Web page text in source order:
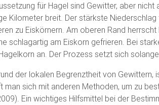
für Hagel sind Gewitter, aber
Kilometer breit. Der stärkste
zu Eiskörnern. Am oberen Rand
schlagartig am Eiskorn gefrieren. Bei
an. Der Prozess setzt sich
der lokalen Begrenztheit von
man sich mit anderen Methoden, um zu
Ein wichtiges Hilfsmittel bei der